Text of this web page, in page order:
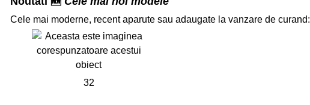
Cele mai moderne, recent aparute sau adaugate la vanzare de curand:
32